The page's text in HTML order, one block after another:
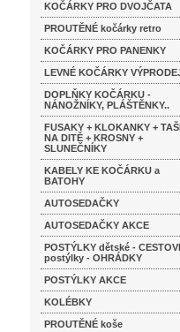
KOČÁRKY PRO DVOJČATA
PROUTĚNÉ kočárky retro
KOČÁRKY PRO PANENKY
LEVNÉ KOČÁRKY
DOPLŇKY KOČÁRKU -
NÁNOŽNÍKY, PLÁŠTĚNKY..
FUSAKY + KLOKANKY +
NA DITĚ + KROSNY +
SLUNEČNÍKY
KABELY KE KOČÁRKU a
BATOHY
AUTOSEDAČKY
AUTOSEDAČKY AKCE
POSTÝLKY dětské -
postýlky - OHRÁDKY
POSTÝLKY AKCE
KOLÉBKY
PROUTĚNÉ koše